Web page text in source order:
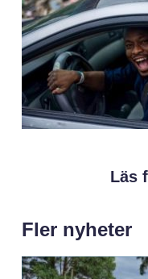
Läs
Fler nyheter